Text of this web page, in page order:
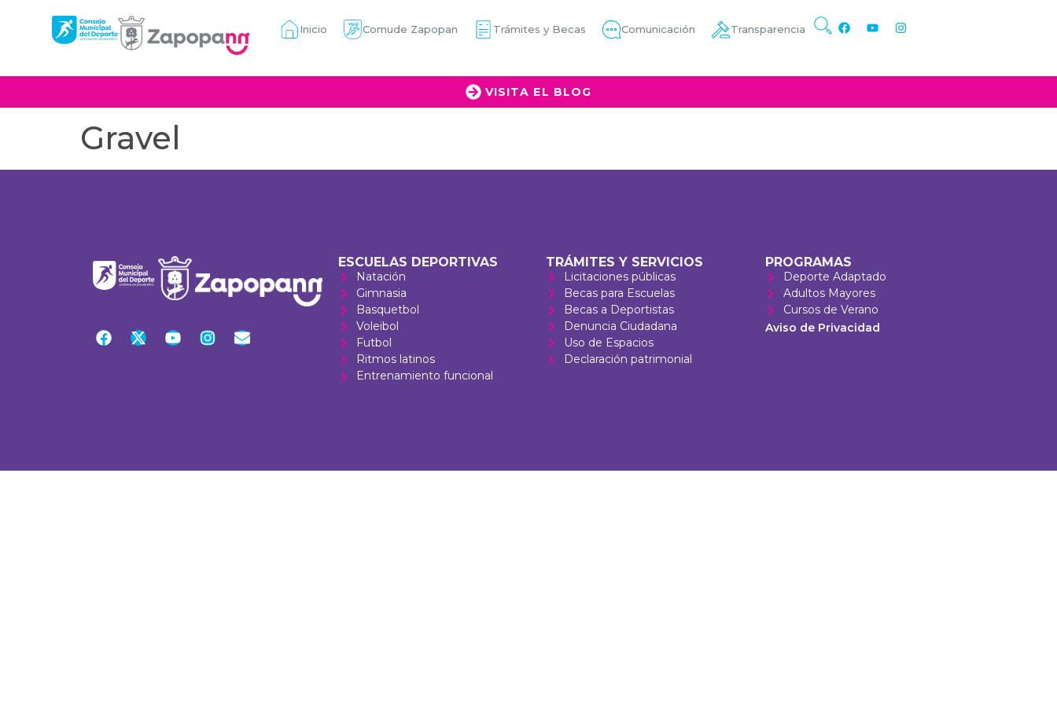
Inicio Comude Zapopan Trámites y Becas Comunicación Transparencia
VISITA EL BLOG
Gravel
ESCUELAS DEPORTIVAS
Natación
Gimnasia
Basquetbol
Voleibol
Futbol
Ritmos latinos
Entrenamiento funcional
TRÁMITES Y SERVICIOS
Licitaciones públicas
Becas para Escuelas
Becas a Deportistas
Denuncia Ciudadana
Uso de Espacios
Declaración patrimonial
PROGRAMAS
Deporte Adaptado
Adultos Mayores
Cursos de Verano
Aviso de Privacidad